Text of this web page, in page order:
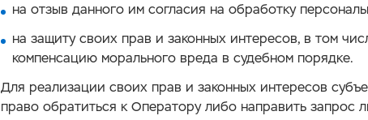
на отзыв данного им согласия на обработку
на защиту своих прав и законных интересов, в том
компенсацию морального вреда в судебном порядке.
Для реализации своих прав и законных интересов
право обратиться к Оператору либо направить запрос